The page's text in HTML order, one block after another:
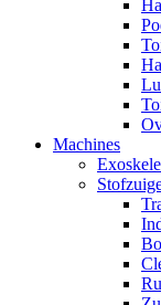
Machines